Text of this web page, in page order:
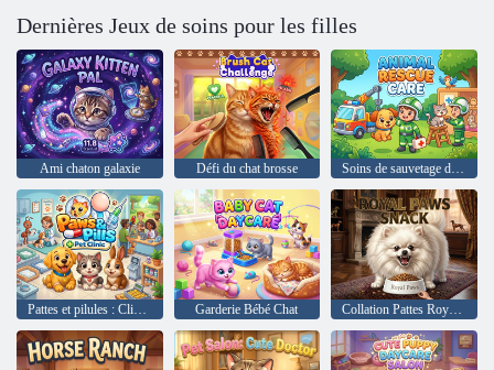
Dernières Jeux de soins pour les filles
Ami chaton galaxie Défi du chat brosse Soins de sauvetage des animaux
Garderie Bébé Chat